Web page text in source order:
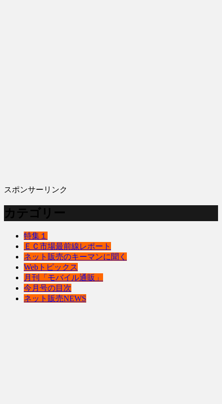
スポンサーリンク
カテゴリー
特集１
ＥＣ市場最前線レポート
ネット販売のキーマンに聞く
Webトピックス
月刊「モバイル通販」
今月号の目次
ネット販売NEWS